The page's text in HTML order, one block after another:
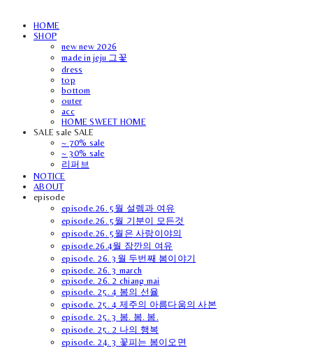
HOME
SHOP
new new 2026
made in jeju 그꽃
dress
top
bottom
outer
acc
HOME SWEET HOME
SALE sale SALE
~ 70% sale
~ 30% sale
리퍼브
NOTICE
ABOUT
episode
episode.26. 5월 설렘과 여유
episode.26. 5월 기분이 모든것
episode.26. 5월은 사랑이야의
episode.26.4월 잠깐의 여유
episode. 26. 3월 두번째 봄이야기
episode. 26. 3 march
episode. 26. 2 chiang mai
episode. 25. 4 봄의 선율
episode. 25. 4 제주의 아름다움의 사본
episode. 25. 3 봄. 봄. 봄.
episode. 25. 2 나의 행복
episode. 24. 3 꽃피는 봄이오면